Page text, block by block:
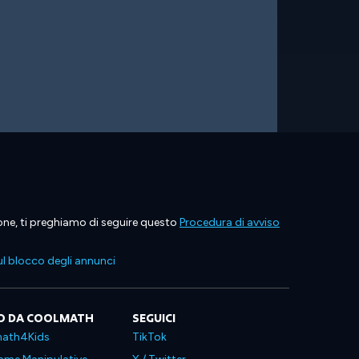
ti preghiamo di seguire questo Procedura di avviso
blocco degli annunci
DA COOLMATH SEGUICI
TikTok